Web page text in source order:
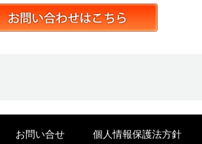
お問い合せ 個人情報保護法方針